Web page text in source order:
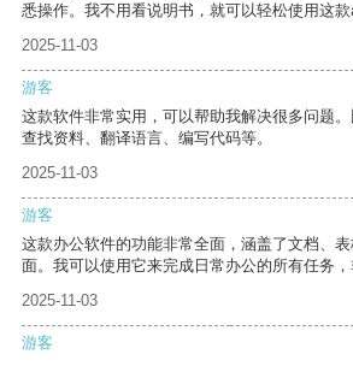
悉操作。我不用看说明书，就可以轻松使用这款
2025-11-03
游客
这款软件非常实用，可以帮助我解决很多问题
查找资料、翻译语言、编写代码等。
2025-11-03
游客
这款办公软件的功能非常全面，涵盖了文档、
面。我可以使用它来完成日常办公的所有任务，
2025-11-03
游客